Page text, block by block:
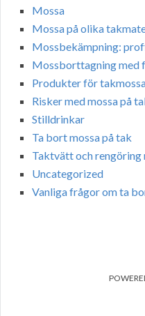
Mossa
Mossa på olika
Mossbekämpning:
Mossborttagning med
Produkter för
Risker med mossa på
Stilldrinkar
Ta bort mossa på tak
Taktvätt och rengöring
Uncategorized
Vanliga frågor om ta